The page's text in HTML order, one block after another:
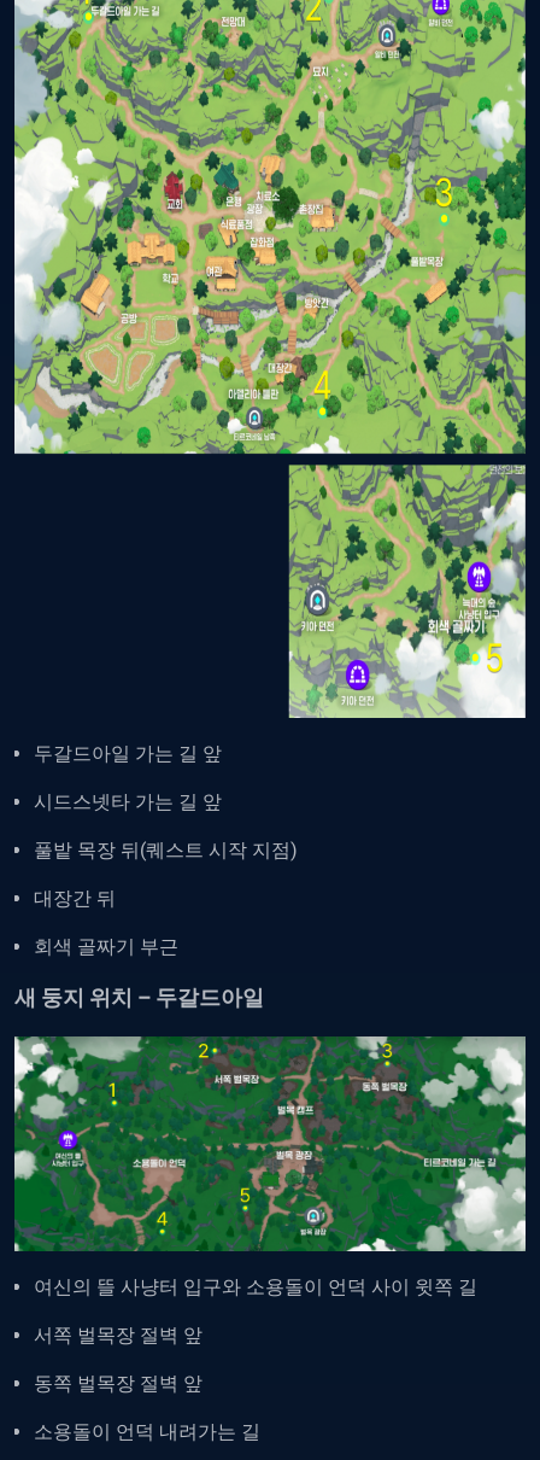
두갈드아일 가는 길 앞
시드스넷타 가는 길 앞
풀밭 목장 뒤(퀘스트 시작 지점)
대장간 뒤
회색 골짜기 부근
새 둥지 위치 – 두갈드아일
여신의 뜰 사냥터 입구와 소용돌이 언덕 사이 윗쪽 길
서쪽 벌목장 절벽 앞
동쪽 벌목장 절벽 앞
소용돌이 언덕 내려가는 길